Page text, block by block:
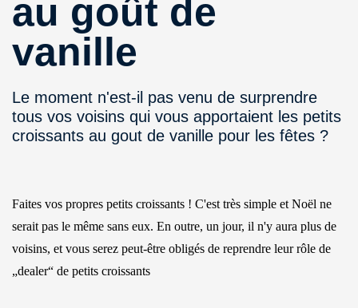
au goût de
vanille
Le moment n'est-il pas venu de surprendre
tous vos voisins qui vous apportaient les petits
croissants au gout de vanille pour les fêtes ?
Faites vos propres petits croissants ! C'est très simple et Noël ne
serait pas le même sans eux. En outre, un jour, il n'y aura plus de
voisins, et vous serez peut-être obligés de reprendre leur rôle de
„dealer“ de petits croissants